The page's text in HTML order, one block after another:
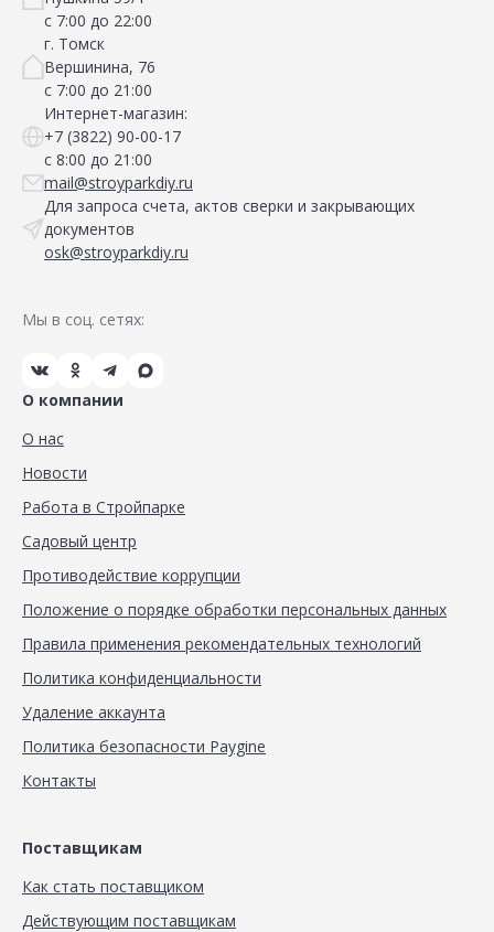
с 7:00 до 22:00
г. Томск
Вершинина, 76
с 7:00 до 21:00
Интернет-магазин:
+7 (3822) 90-00-17
с 8:00 до 21:00
mail@stroyparkdiy.ru
Для запроса счета, актов сверки и закрывающих
документов
osk@stroyparkdiy.ru
Мы в соц. сетях:
О компании
О нас
Новости
Работа в Стройпарке
Садовый центр
Противодействие коррупции
Положение о порядке обработки персональных данных
Правила применения рекомендательных технологий
Политика конфиденциальности
Удаление аккаунта
Политика безопасности Paygine
Контакты
Поставщикам
Как стать поставщиком
Действующим поставщикам